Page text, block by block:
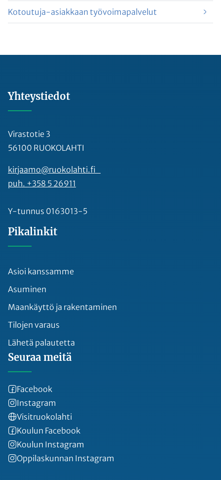
Kotoutuja-asiakkaan työvoimapalvelut
Yhteystiedot
Virastotie 3
56100 RUOKOLAHTI
kirjaamo@ruokolahti.fi
puh. +358 5 26911
Y-tunnus 0163013-5
Pikalinkit
Asioi kanssamme
Asuminen
Maankäyttö ja rakentaminen
Tilojen varaus
Lähetä palautetta
Seuraa meitä
Facebook
Instagram
Visitruokolahti
Koulun Facebook
Koulun Instagram
Oppilaskunnan Instagram